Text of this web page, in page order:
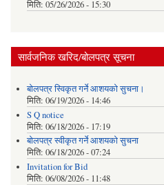
मिति: 05/26/2026 - 15:30
सार्वजनिक खरिद/बोलपत्र सूचना
बोलपत्र स्विकृत गर्ने आशयको सुचना।
मिति: 06/19/2026 - 14:46
S Q notice
मिति: 06/18/2026 - 17:19
बोलपत्र स्वीकृत गर्ने आशयको सुचना
मिति: 06/18/2026 - 07:24
Invitation for Bid
मिति: 06/08/2026 - 11:48